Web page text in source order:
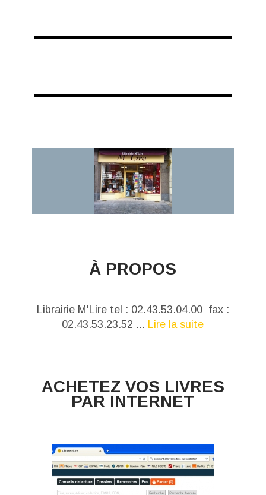
À PROPOS
Librairie M'Lire tel : 02.43.53.04.00 fax :
02.43.53.23.52 ... Lire la suite
ACHETEZ VOS LIVRES
PAR INTERNET